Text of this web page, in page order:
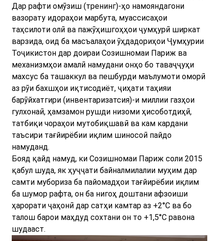
Дар рафти омӯзиш (тренинг)-ҳо намояндагони
вазорату идораҳои марбута, муассисаҳои
таҳсилоти олӣ ва пажӯҳишгоҳҳои ҷумҳурӣ ширкат
варзида, оид ба масъалаҳои ӯҳдадориҳои Ҷумҳурии
Тоҷикистон дар доираи Созишномаи Париж ва
механизмҳои амалӣ намудани онҳо бо таваҷҷуҳи
махсус ба ташаккул ва пешбурди маълумоти оморӣ
аз рӯи бахшҳои иқтисодиёт, ҷиҳати таҳияи
барӯйхатгири (инвентаризатсия)-и миллии газҳои
гулхонаӣ, ҳамзамон рушди низоми ҳисоботдиҳӣ,
татбиқи чораҳои мутобиқшавӣ ва кам кардани
таъсири тағйирёбии иқлим шиносоӣ пайдо
намуданд.
Бояд қайд намуд, ки Созишномаи Париж соли 2015
қабул шуда, як ҳуҷҷати байналмилалии муҳим дар
самти мубориза ба пайомадҳои тағйирёбии иқлим
ба шумор рафта, он ба нигоҳ доштани афзоиши
ҳарорати ҷаҳонӣ дар сатҳи камтар аз +2°C ва бо
талош барои маҳдуд сохтани он то +1,5°C равона
шудааст.